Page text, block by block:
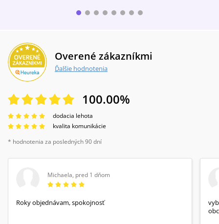
Overené zákazníkmi
Ďalšie hodnotenia
100.00%
dodacia lehota
kvalita komunikácie
* hodnotenia za posledných 90 dní
Michaela, pred 1 dňom
Roky objednávam, spokojnosť